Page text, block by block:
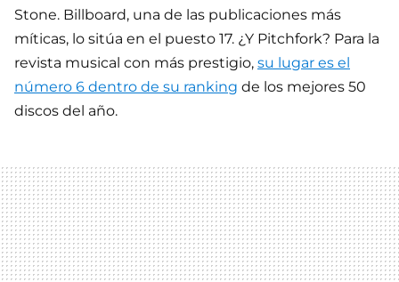
Stone. Billboard, una de las publicaciones más
míticas, lo sitúa en el puesto 17. ¿Y Pitchfork? Para la
revista musical con más prestigio, su lugar es el
número 6 dentro de su ranking de los mejores 50
discos del año.